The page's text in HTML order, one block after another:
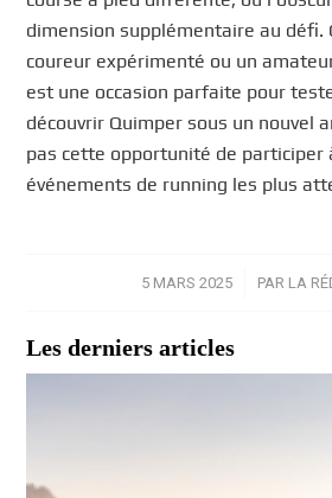
dimension supplémentaire au défi.
coureur expérimenté ou un
est une occasion parfaite pour
découvrir Quimper sous un nouvel
pas cette opportunité de participer
événements de running les plus
5 MARS 2025
/ PAR LA
Les derniers articles